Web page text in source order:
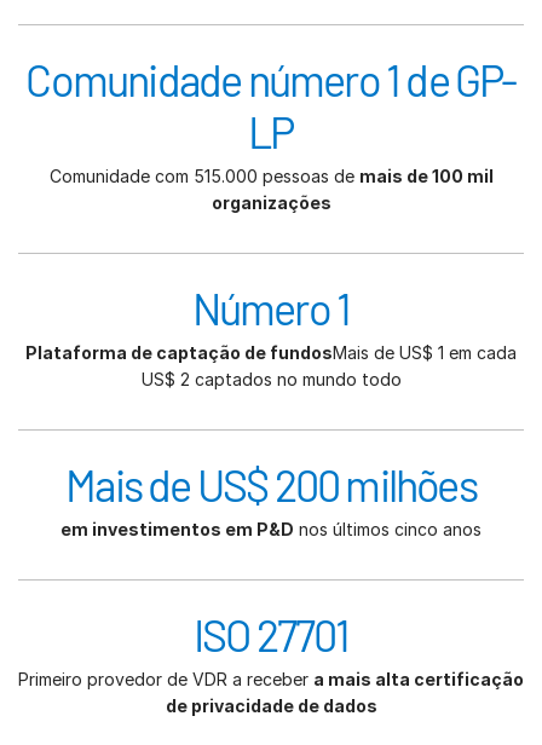
Comunidade número 1 de GP-
LP
Comunidade com 515.000 pessoas de mais de 100 mil
organizações
Número 1
Plataforma de captação de fundosMais de US$ 1 em cada
US$ 2 captados no mundo todo
Mais de US$ 200 milhões
em investimentos em P&D nos últimos cinco anos
ISO 27701
Primeiro provedor de VDR a receber a mais alta certificação
de privacidade de dados